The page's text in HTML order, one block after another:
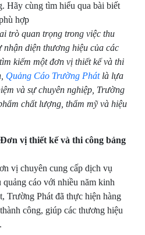
Hãy cùng tìm hiểu qua bài biết
hợp
trò quan trọng trong việc thu
nhận diện thương hiệu của các
kiếm một đơn vị thiết kế và thi
Quảng Cáo Trường Phát là lựa
và sự chuyên nghiệp, Trường
chất lượng, thẩm mỹ và hiệu
vị thiết kế và thi công bảng
vị chuyên cung cấp dịch vụ
cáo với nhiều năm kinh
Trường Phát đã thực hiện hàng
công, giúp các thương hiệu